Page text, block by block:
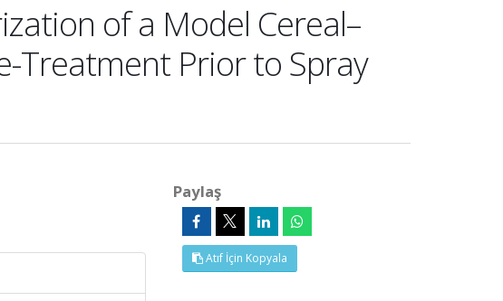
of a Model Cereal–
Treatment Prior to Spray
Paylaş
Atıf İçin Kopyala